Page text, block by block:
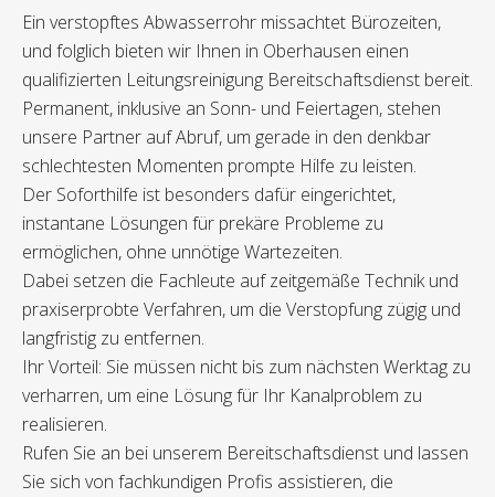
Ein verstopftes Abwasserrohr missachtet Bürozeiten,
und folglich bieten wir Ihnen in Oberhausen einen
qualifizierten Leitungsreinigung Bereitschaftsdienst bereit.
Permanent, inklusive an Sonn- und Feiertagen, stehen
unsere Partner auf Abruf, um gerade in den denkbar
schlechtesten Momenten prompte Hilfe zu leisten.
Der Soforthilfe ist besonders dafür eingerichtet,
instantane Lösungen für prekäre Probleme zu
ermöglichen, ohne unnötige Wartezeiten.
Dabei setzen die Fachleute auf zeitgemäße Technik und
praxiserprobte Verfahren, um die Verstopfung zügig und
langfristig zu entfernen.
Ihr Vorteil: Sie müssen nicht bis zum nächsten Werktag zu
verharren, um eine Lösung für Ihr Kanalproblem zu
realisieren.
Rufen Sie an bei unserem Bereitschaftsdienst und lassen
Sie sich von fachkundigen Profis assistieren, die